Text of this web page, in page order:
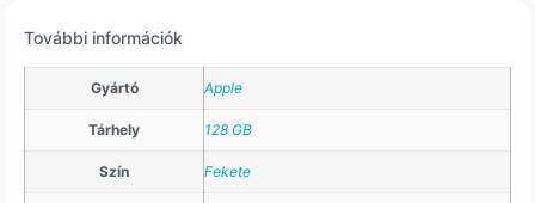
További információk
Gyártó Apple
Tárhely 128 GB
Szín Fekete